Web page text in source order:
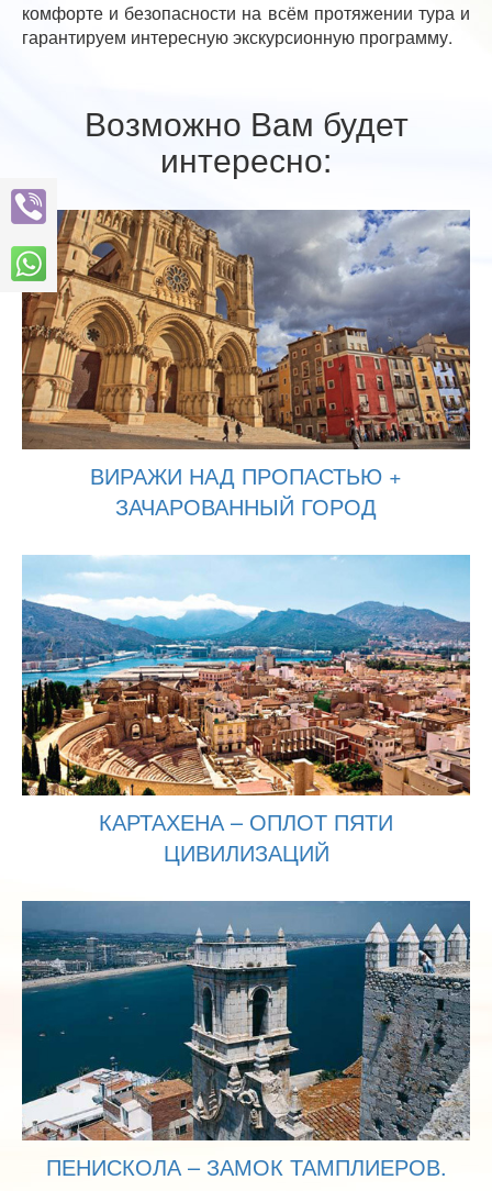
комфорте и безопасности на всём протяжении тура и
гарантируем интересную экскурсионную программу.
Возможно Вам будет
интересно:
ВИРАЖИ НАД ПРОПАСТЬЮ +
ЗАЧАРОВАННЫЙ ГОРОД
КАРТАХЕНА – ОПЛОТ ПЯТИ
ЦИВИЛИЗАЦИЙ
ПЕНИСКОЛА – ЗАМОК ТАМПЛИЕРОВ.